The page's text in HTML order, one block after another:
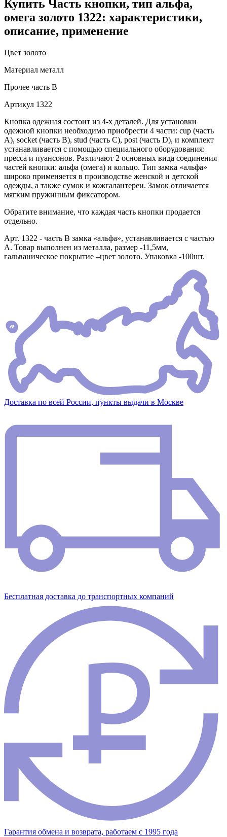
Купить Часть кнопки, тип альфа,
омега золото 1322: характеристики,
описание, применение
Цвет золото
Материал металл
Прочее часть B
Артикул 1322
Кнопка одежная состоит из 4-х деталей. Для установки
одежной кнопки необходимо приобрести 4 части: cup (часть
А), socket (часть В), stud (часть С), post (часть D), и комплект
устанавливается с помощью специального оборудования:
пресса и пуансонов. Различают 2 основных вида соединения
частей кнопки: альфа (омега) и кольцо. Тип замка «альфа»
широко применяется в производстве женской и детской
одежды, а также сумок и кожгалантереи. Замок отличается
мягким пружинным фиксатором.
Обратите внимание, что каждая часть кнопки продается
отдельно.
Арт. 1322 - часть В замка «альфа», устанавливается с частью
А. Товар выполнен из металла, размер -11,5мм,
гальваническое покрытие –цвет золото. Упаковка -100шт.
Доставка по всей России, пункты выдачи в Москве
Бесплатная доставка до транспортных компаний
Гарантия обмена и возврата, работаем с 1995 года